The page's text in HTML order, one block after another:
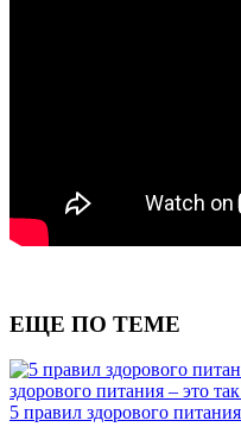
ЕЩЕ ПО ТЕМЕ
здорового питания – это
5 правил здорового